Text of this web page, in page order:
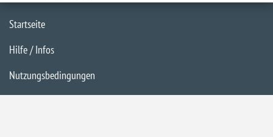
Startseite
Hilfe / Infos
Nutzungsbedingungen